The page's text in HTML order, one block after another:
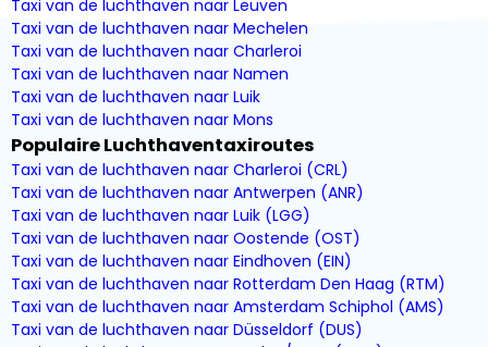
Taxi van de luchthaven naar Leuven
Taxi van de luchthaven naar Mechelen
Taxi van de luchthaven naar Charleroi
Taxi van de luchthaven naar Namen
Taxi van de luchthaven naar Luik
Taxi van de luchthaven naar Mons
Populaire Luchthaventaxiroutes
Taxi van de luchthaven naar Charleroi (CRL)
Taxi van de luchthaven naar Antwerpen (ANR)
Taxi van de luchthaven naar Luik (LGG)
Taxi van de luchthaven naar Oostende (OST)
Taxi van de luchthaven naar Eindhoven (EIN)
Taxi van de luchthaven naar Rotterdam Den Haag (RTM)
Taxi van de luchthaven naar Amsterdam Schiphol (AMS)
Taxi van de luchthaven naar Düsseldorf (DUS)